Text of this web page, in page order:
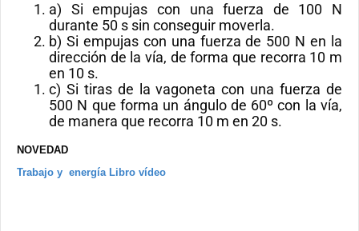
a) Si empujas con una fuerza de 100 N
durante 50 s sin conseguir moverla.
b) Si empujas con una fuerza de 500 N en la
dirección de la vía, de forma que recorra 10 m
en 10 s.
c) Si tiras de la vagoneta con una fuerza de
500 N que forma un ángulo de 60º con la vía,
de manera que recorra 10 m en 20 s.
NOVEDAD
Trabajo y energía Libro vídeo